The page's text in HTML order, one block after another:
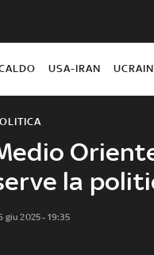
USA-IRAN
la
giu 2025 - 19:35